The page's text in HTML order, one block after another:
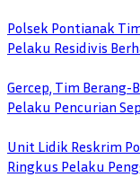
Polsek Pontianak
Pelaku Residivis
Gercep, Tim
Pelaku Pencurian
Unit Lidik Reskrim
Ringkus Pelaku